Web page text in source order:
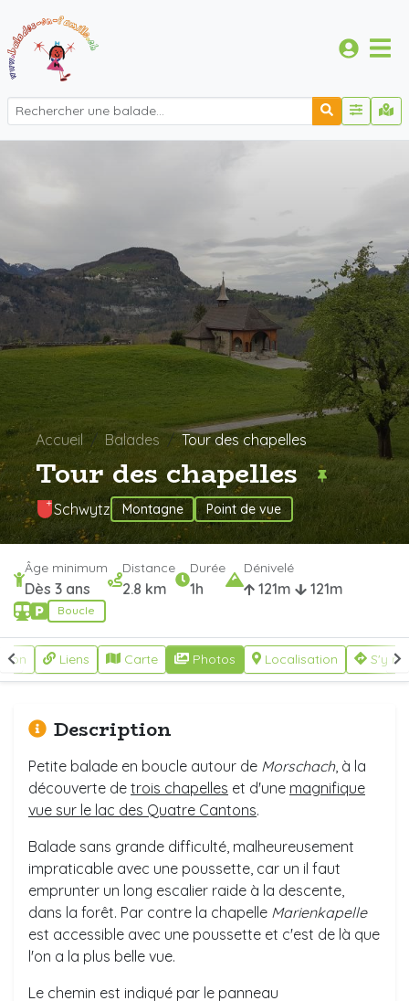
Accueil Balades Tour des chapelles
Tour des chapelles
Schwytz Montagne Point de vue
Âge minimum
Dès 3 ans
Distance
2.8 km
Durée
1h
Dénivelé
121m 121m
Boucle
Liens Carte Photos Localisation S'y
Description
Petite balade en boucle autour de Morschach, à la
découverte de trois chapelles et d'une magnifique
vue sur le lac des Quatre Cantons.
Balade sans grande difficulté, malheureusement
impraticable avec une poussette, car un il faut
emprunter un long escalier raide à la descente,
dans la forêt. Par contre la chapelle Marienkapelle
est accessible avec une poussette et c'est de là que
l'on a la plus belle vue.
Le chemin est indiqué par le panneau